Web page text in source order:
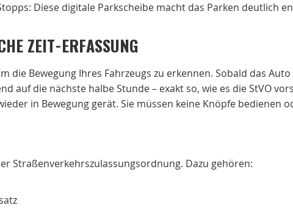
Diese digitale Parkscheibe macht das Parken deutlich
ZEIT-ERFASSUNG
die Bewegung Ihres Fahrzeugs zu erkennen. Sobald das
auf die nächste halbe Stunde – exakt so, wie es die StVO
in Bewegung gerät. Sie müssen keine Knöpfe bedienen
Straßenverkehrszulassungsordnung. Dazu gehören: